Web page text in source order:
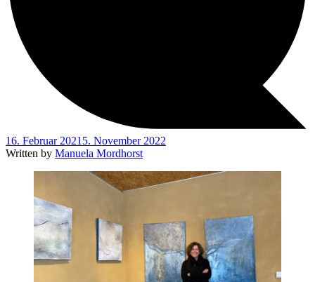
16. Februar 2021 5. November 2022
Written by Manuela Mordhorst